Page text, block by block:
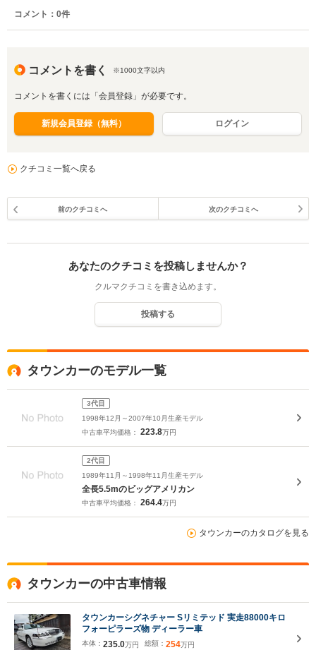
コメント： 0件
コメントを書く ※1000文字以内
コメントを書くには「会員登録」が必要です。
新規会員登録（無料） ログイン
クチコミ一覧へ戻る
前のクチコミへ 次のクチコミへ
あなたのクチコミを投稿しませんか？
クルマクチコミを書き込めます。
投稿する
タウンカーのモデル一覧
3代目
1998年12月～2007年10月生産モデル
中古車平均価格： 223.8万円
2代目
1989年11月～1998年11月生産モデル
全長5.5mのビッグアメリカン
中古車平均価格： 264.4万円
タウンカーのカタログを見る
タウンカーの中古車情報
タウンカーシグネチャー Sリミテッド 実走88000キロ
フォーピラーズ物 ディーラー車
本体： 235.0万円
総額： 254万円